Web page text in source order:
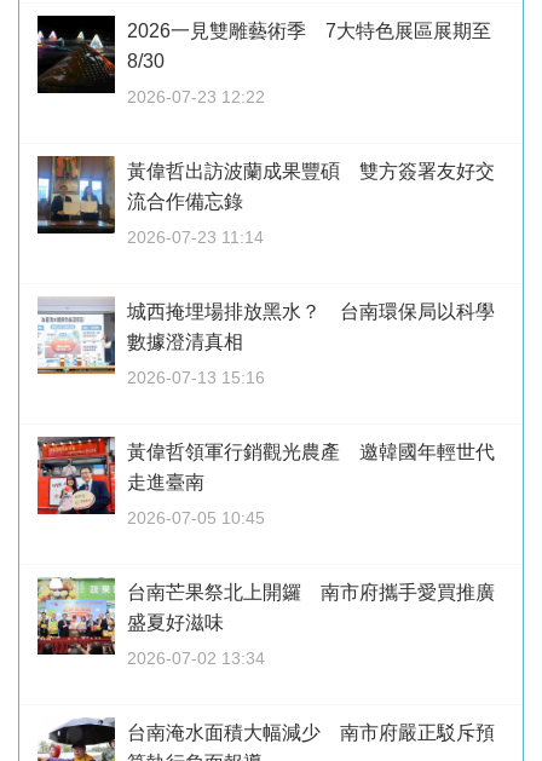
2026一見雙雕藝術季 7大特色展區展期至
8/30
2026-07-23 12:22
黃偉哲出訪波蘭成果豐碩 雙方簽署友好交
流合作備忘錄
2026-07-23 11:14
城西掩埋場排放黑水？ 台南環保局以科學
數據澄清真相
2026-07-13 15:16
黃偉哲領軍行銷觀光農產 邀韓國年輕世代
走進臺南
2026-07-05 10:45
台南芒果祭北上開鑼 南市府攜手愛買推廣
盛夏好滋味
2026-07-02 13:34
台南淹水面積大幅減少 南市府嚴正駁斥預